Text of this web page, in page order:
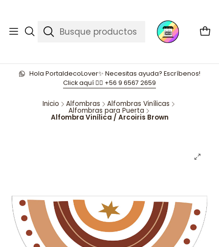
Hola PortaldecoLover✨ Necesitas ayuda? Escríbenos!
Click aquí 👉🏼 +56 9 6567 2659
Inicio Alfombras Alfombras Vinílicas
Alfombras para Puerta
Alfombra Vinílica / Arcoiris Brown